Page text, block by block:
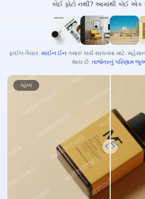
વિડિયો એન્હેન્સર અમર્યાદિત
ફોટો ટૂલકિટ્સ
ફોટો વોટરમાર્ક રીમુવર
સબટાઇટલ્સ અને ટ્રાન્સક્રિપ્શન
ઓટો સબટાઇટલ જનરેટર
કોઈ ફોટો નથી? આમાંથી કોઈ એક
ફાઈલ તૈયાર. સાઈન ઈન તમારું કાર્ય સાચવવા માટે.
થાય છે. તાજેતરનું પરિણામ
પહેલાં